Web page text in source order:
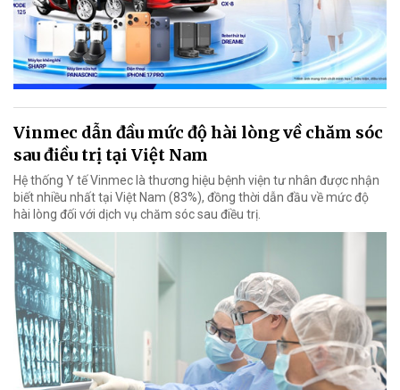
Vinmec dẫn đầu mức độ hài lòng về chăm sóc
sau điều trị tại Việt Nam
Hệ thống Y tế Vinmec là thương hiệu bệnh viện tư nhân được nhận
biết nhiều nhất tại Việt Nam (83%), đồng thời dẫn đầu về mức độ
hài lòng đối với dịch vụ chăm sóc sau điều trị.